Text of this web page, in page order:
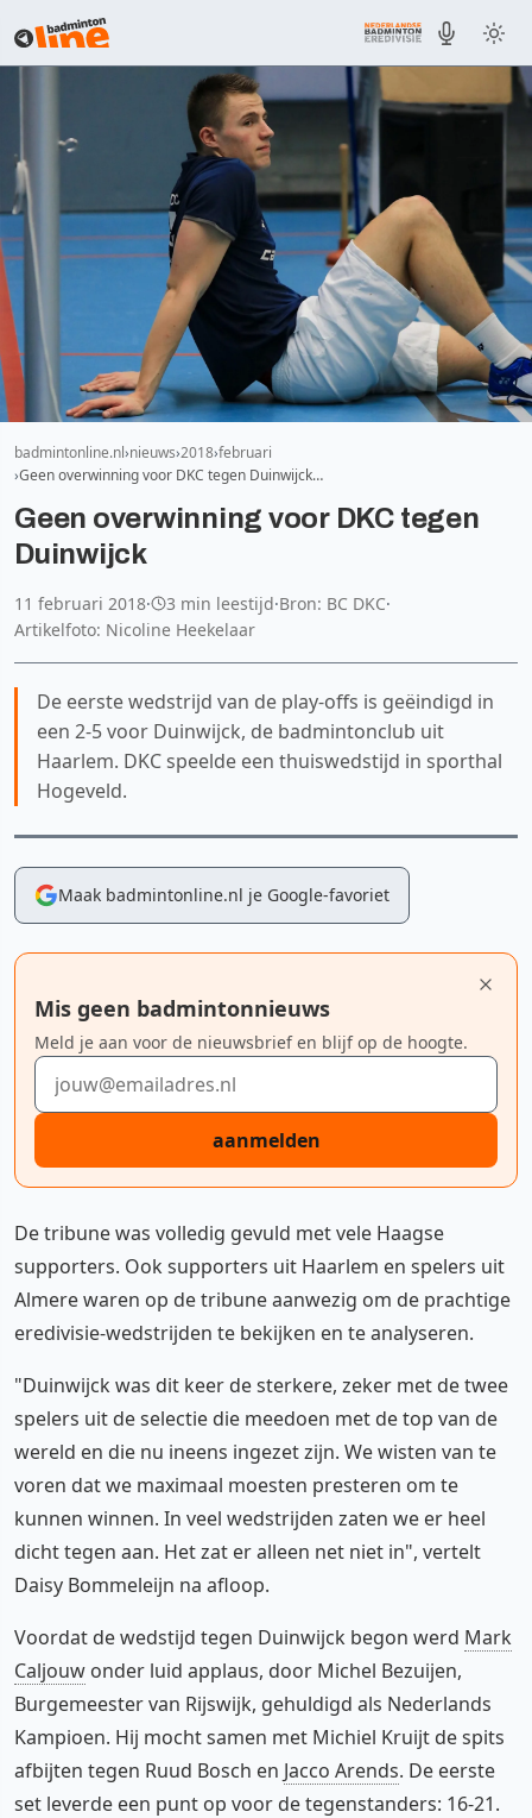
badmintonline.nl nieuws 2018 februari
Geen overwinning voor DKC tegen Duinwijck…
Geen overwinning voor DKC tegen
Duinwijck
11 februari 2018· 3 min leestijd·Bron: BC DKC·
Artikelfoto: Nicoline Heekelaar
De eerste wedstrijd van de play-offs is geëindigd in
een 2-5 voor Duinwijck, de badmintonclub uit
Haarlem. DKC speelde een thuiswedstijd in sporthal
Hogeveld.
Maak badmintonline.nl je Google-favoriet
Mis geen badmintonnieuws
Meld je aan voor de nieuwsbrief en blijf op de hoogte.
E-mailadres
aanmelden
De tribune was volledig gevuld met vele Haagse
supporters. Ook supporters uit Haarlem en spelers uit
Almere waren op de tribune aanwezig om de prachtige
eredivisie-wedstrijden te bekijken en te analyseren.
"Duinwijck was dit keer de sterkere, zeker met de twee
spelers uit de selectie die meedoen met de top van de
wereld en die nu ineens ingezet zijn. We wisten van te
voren dat we maximaal moesten presteren om te
kunnen winnen. In veel wedstrijden zaten we er heel
dicht tegen aan. Het zat er alleen net niet in", vertelt
Daisy Bommeleijn na afloop.
Voordat de wedstijd tegen Duinwijck begon werd Mark
Caljouw onder luid applaus, door Michel Bezuijen,
Burgemeester van Rijswijk, gehuldigd als Nederlands
Kampioen. Hij mocht samen met Michiel Kruijt de spits
afbijten tegen Ruud Bosch en Jacco Arends. De eerste
set leverde een punt op voor de tegenstanders: 16-21.